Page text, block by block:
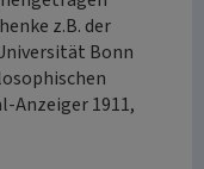
z.B. der
Bonn
Anzeiger 1911,